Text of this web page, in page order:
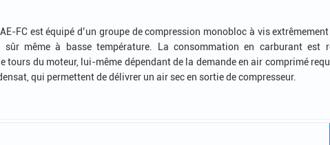
FC est équipé d’un groupe de compression monobloc à vis
même à basse température. La consommation en carburant est
tours du moteur, lui-même dépendant de la demande en air comprimé
qui permettent de délivrer un air sec en sortie de compresseur.